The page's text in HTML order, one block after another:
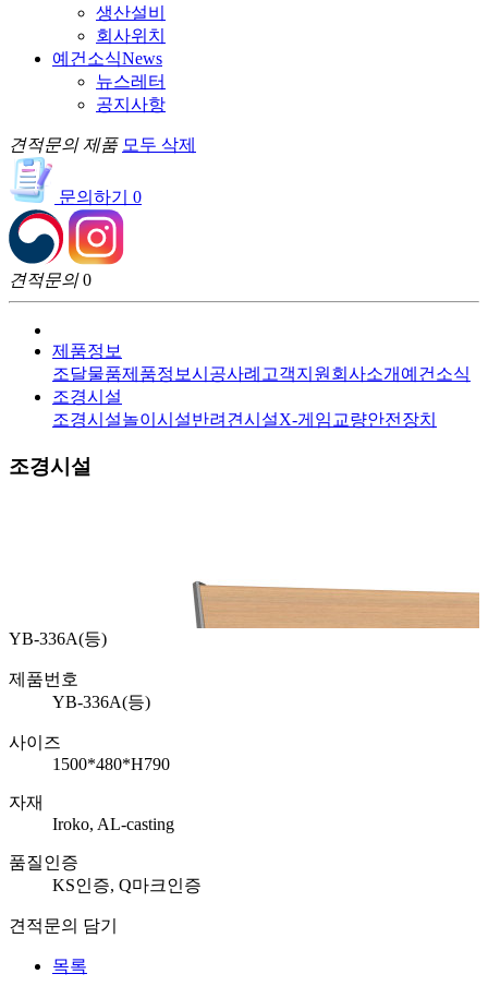
생산설비
회사위치
예건소식News
뉴스레터
공지사항
견적문의 제품 모두 삭제
문의하기 0
견적문의 0
제품정보
조달물품제품정보시공사례 고객지원 회사소개 예건소식
조경시설
조경시설놀이시설반려견시설X-게임 교량안전장치
조경시설
YB-336A(등)
제품번호
YB-336A(등)
사이즈
1500*480*H790
자재
Iroko, AL-casting
품질인증
KS인증, Q마크인증
견적문의 담기
목록